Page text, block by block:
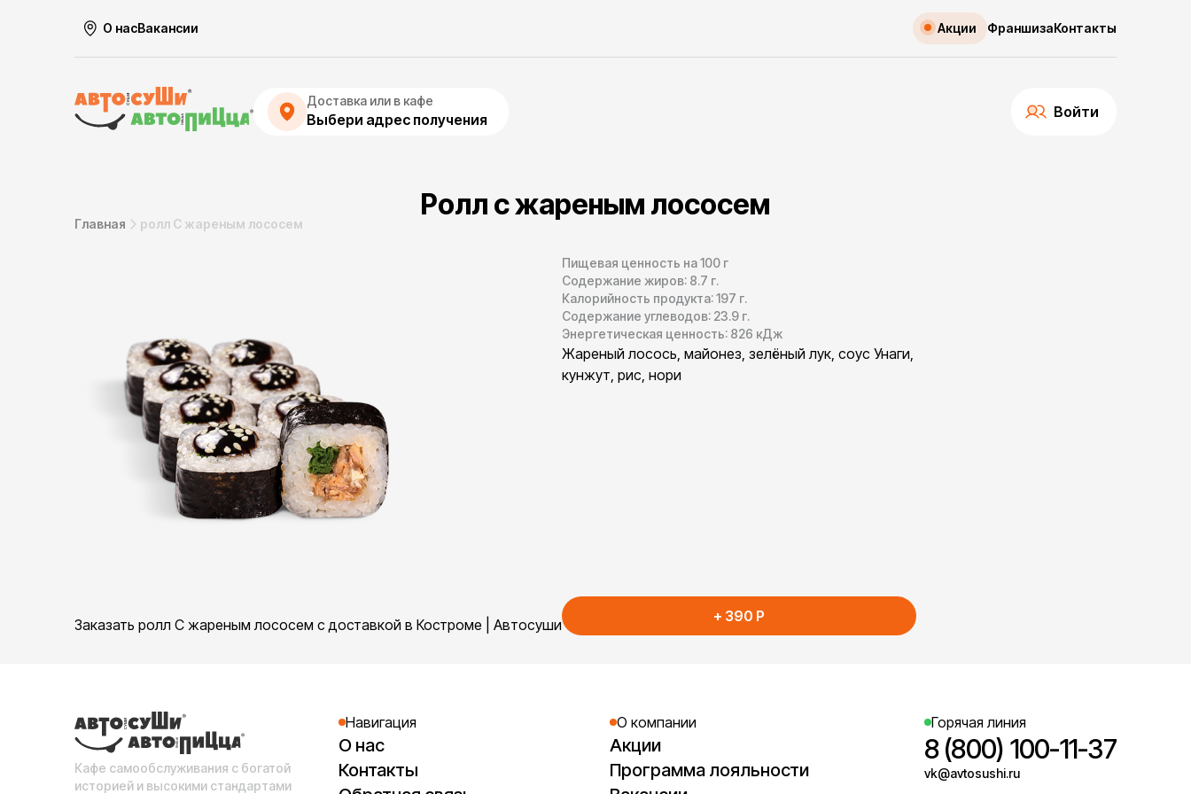
О насВакансии Акции ФраншизаКонтакты
Доставка или в кафе
Выбери адрес получения Войти
Ролл с жареным лососем
Главная ролл С жареным лососем
Заказать ролл С жареным лососем с доставкой в Костроме | Автосуши
Пищевая ценность на 100 г
Содержание жиров: 8.7 г.
Калорийность продукта:197 г.
Содержание углеводов: 23.9 г.
Энергетическая ценность: 826 кДж
Жареный лосось, майонез, зелёный лук, соус Унаги,
кунжут, рис, нори
+ 390 P
Кафе самообслуживания с богатой
историей и высокими стандартами
Навигация
О нас
Контакты
О компании
Акции
Программа лояльности
Горячая линия
8 (800) 100-11-37
vk@avtosushi.ru